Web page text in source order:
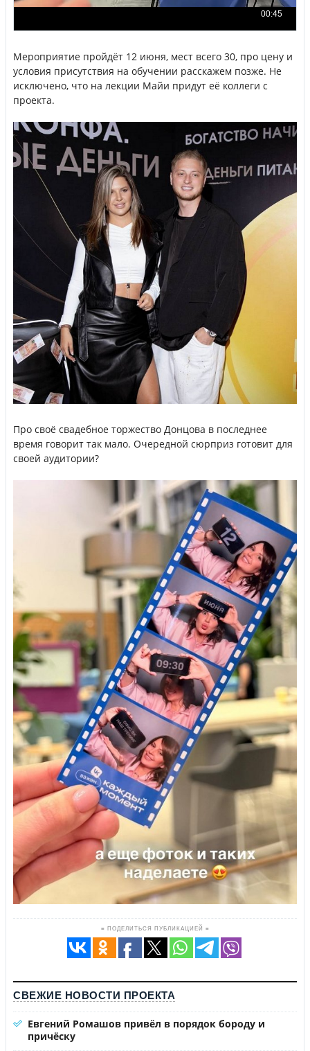
Мероприятие пройдёт 12 июня, мест всего 30, про цену и
условия присутствия на обучении расскажем позже. Не
исключено, что на лекции Майи придут её коллеги с
проекта.
Про своё свадебное торжество Донцова в последнее
время говорит так мало. Очередной сюрприз готовит для
своей аудитории?
≡ ПОДЕЛИТЬСЯ ПУБЛИКАЦИЕЙ ≡
СВЕЖИЕ НОВОСТИ ПРОЕКТА
Евгений Ромашов привёл в порядок бороду и
причёску